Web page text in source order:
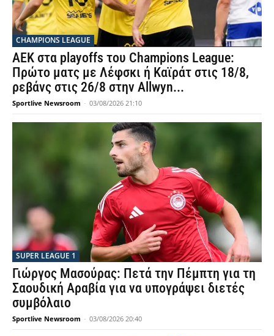
CHAMPIONS LEAGUE
ΑΕΚ στα playoffs του Champions League:
Πρώτο ματς με Λέφσκι ή Καϊράτ στις 18/8,
ρεβάνς στις 26/8 στην Allwyn...
Sportlive Newsroom - 03/08/2026 21:10
SUPER LEAGUE 1
Γιώργος Μασούρας: Πετά την Πέμπτη για τη
Σαουδική Αραβία για να υπογράψει διετές
συμβόλαιο
Sportlive Newsroom - 03/08/2026 20:40